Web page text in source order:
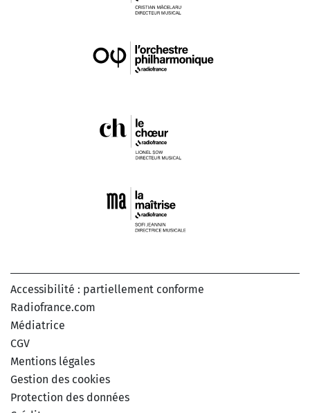
Accessibilité : partiellement conforme
Radiofrance.com
Médiatrice
CGV
Mentions légales
Gestion des cookies
Protection des données